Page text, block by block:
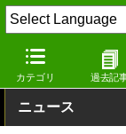
カテゴリ 過去記
窓の杜 システム・
ニュース